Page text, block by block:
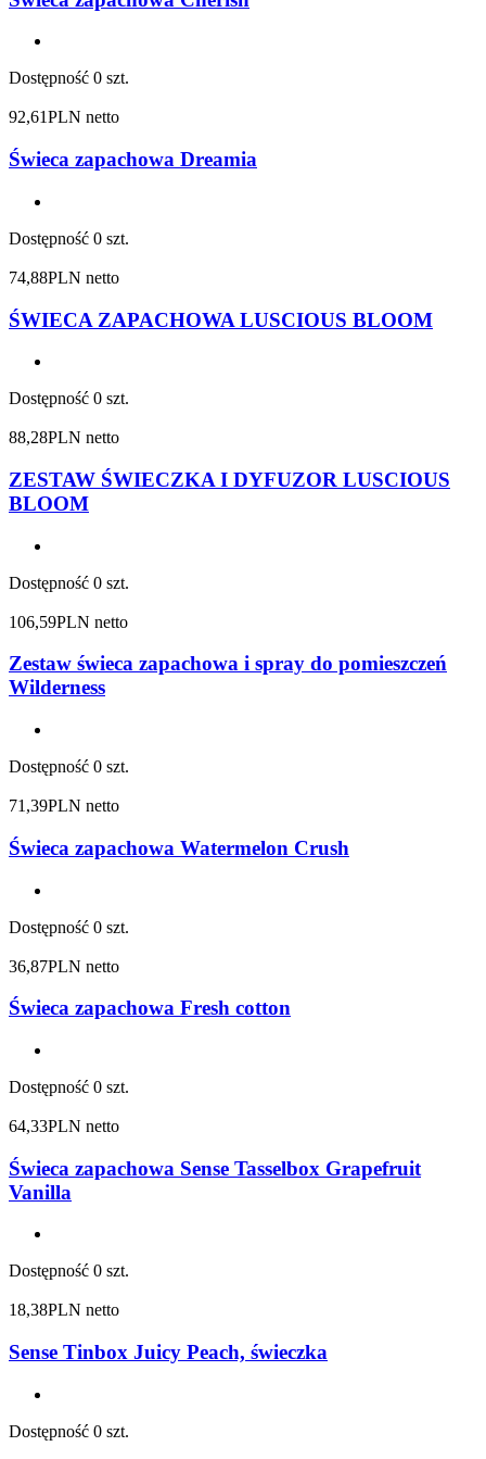
Dostępność 0 szt.
92,61PLN netto
Świeca zapachowa Dreamia
Dostępność 0 szt.
74,88PLN netto
ŚWIECA ZAPACHOWA LUSCIOUS BLOOM
Dostępność 0 szt.
88,28PLN netto
ZESTAW ŚWIECZKA I DYFUZOR LUSCIOUS
BLOOM
Dostępność 0 szt.
106,59PLN netto
Zestaw świeca zapachowa i spray do pomieszczeń
Wilderness
Dostępność 0 szt.
71,39PLN netto
Świeca zapachowa Watermelon Crush
Dostępność 0 szt.
36,87PLN netto
Świeca zapachowa Fresh cotton
Dostępność 0 szt.
64,33PLN netto
Świeca zapachowa Sense Tasselbox Grapefruit
Vanilla
Dostępność 0 szt.
18,38PLN netto
Sense Tinbox Juicy Peach, świeczka
Dostępność 0 szt.